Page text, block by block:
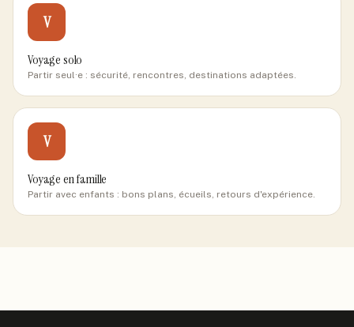
V
Voyage solo
Partir seul·e : sécurité, rencontres, destinations adaptées.
V
Voyage en famille
Partir avec enfants : bons plans, écueils, retours d'expérience.